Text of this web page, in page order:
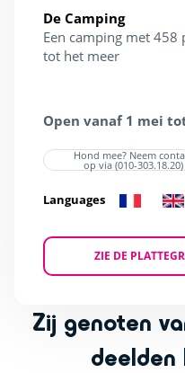
De Camping
Een camping met 458
tot het meer
Open vanaf 1 mei
Hond mee? Neem
op via (010-303.18.20)
Languages
ZIE DE
Zij genoten
deelden